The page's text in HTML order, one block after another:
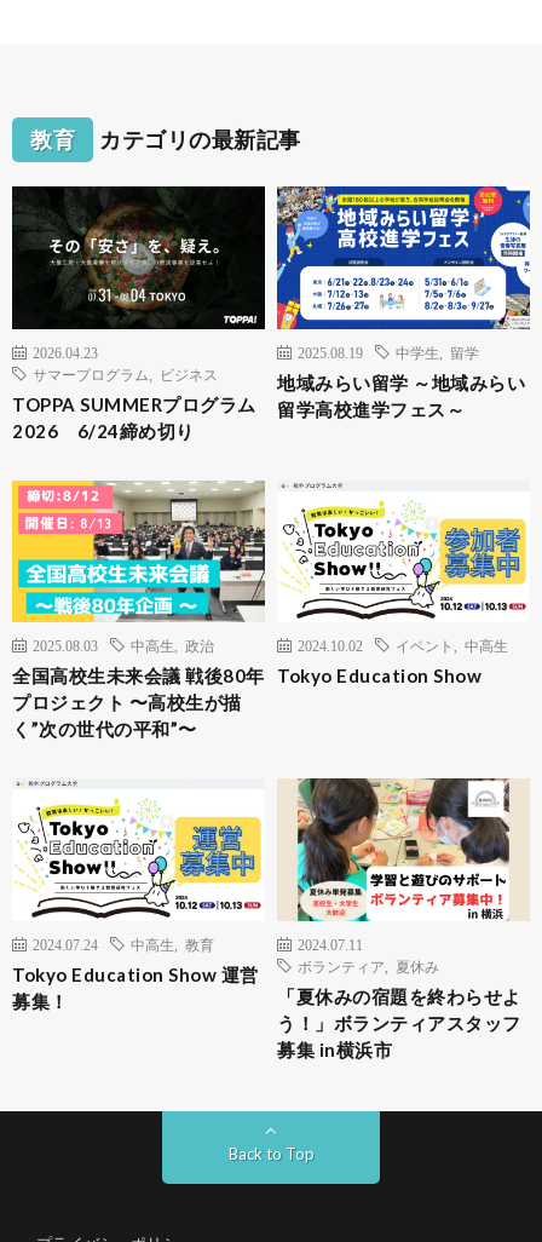
教育 カテゴリの最新記事
2026.04.23
サマープログラム
ビジネス
TOPPA SUMMERプログラム
2026 6/24締め切り
2025.08.19 中学生 留学
地域みらい留学 ～地域みらい
留学高校進学フェス～
2025.08.03 中高生 政治
全国高校生未来会議 戦後80年
プロジェクト 〜高校生が描
く”次の世代の平和”〜
2024.10.02 イベント 中高生
Tokyo Education Show
2024.07.24 中高生 教育
Tokyo Education Show 運営
募集！
2024.07.11
ボランティア
夏休み
「夏休みの宿題を終わらせよ
う！」ボランティアスタッフ
募集 in横浜市
Back to Top